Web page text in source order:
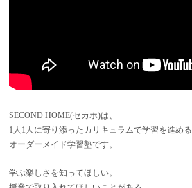
SECOND HOME(セカホ)は、
1人1人に寄り添ったカリキュラムで学習を進める
オーダーメイド学習塾です。
学ぶ楽しさを知ってほしい。